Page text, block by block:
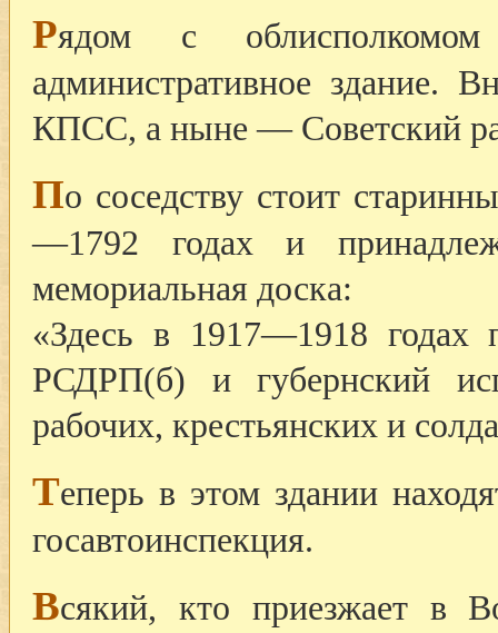
Рядом с
административное здание.
КПСС, а ныне — Советский
По соседству стоит
—1792 годах и
мемориальная доска:
«Здесь в 1917—1918 годах
РСДРП(б) и губернский
рабочих, крестьянских и
Теперь в этом здании
госавтоинспекция.
Всякий, кто приезжает в